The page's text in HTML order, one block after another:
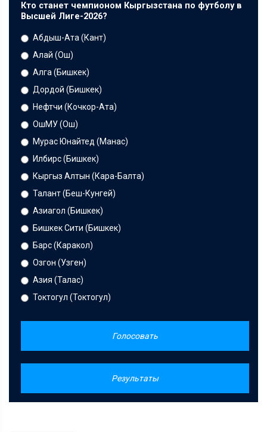
Кто станет чемпионом Кыргызстана по футболу в
Высшей Лиге-2026?
Абдыш-Ата (Кант)
Алай (Ош)
Алга (Бишкек)
Дордой (Бишкек)
Нефтчи (Кочкор-Ата)
ОшМУ (Ош)
Мурас Юнайтед (Манас)
Илбирс (Бишкек)
Кыргыз Алтын (Кара-Балта)
Талант (Беш-Кунгей)
Азиагол (Бишкек)
Бишкек Сити (Бишкек)
Барс (Каракол)
Озгон (Узген)
Азия (Талас)
Токтогул (Токтогул)
Голосовать
Результаты